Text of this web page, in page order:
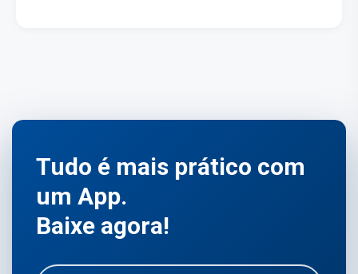
Tudo é mais prático com
um App.
Baixe agora!